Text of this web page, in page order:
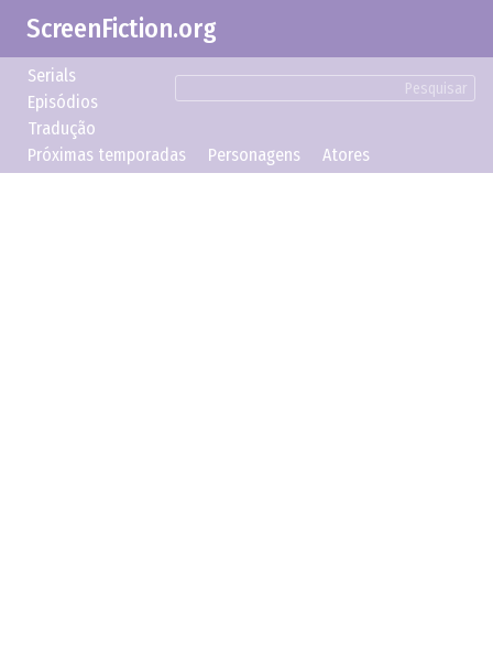
ScreenFiction.org
Pesquisar
Serials
Episódios
Tradução
Próximas temporadas
Personagens Atores